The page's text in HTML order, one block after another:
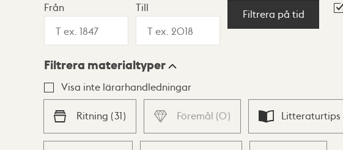
Visningsläge
Lista Karta
Från Till
Filtrera på tid
Filtrera materialtyper
Visa inte lärarhandledningar
Ritning (31) Föremål (0) Litteraturtips